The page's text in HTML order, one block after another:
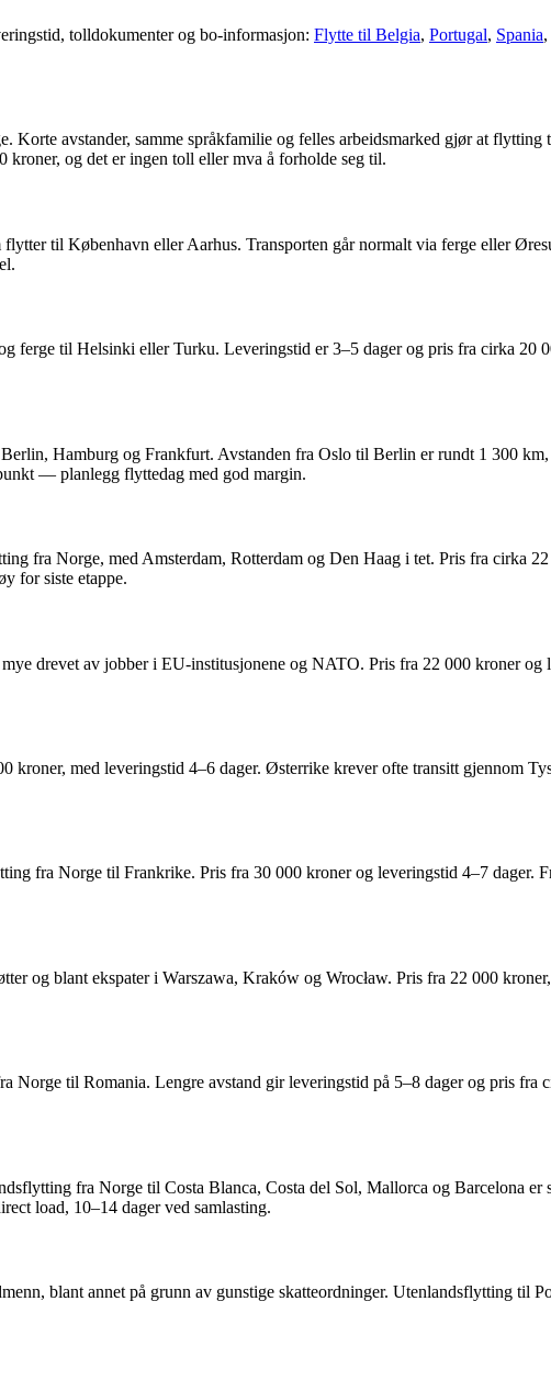
tolldokumenter og bo-informasjon: Flytte til Belgia, Portugal, Spania,
Korte avstander, samme språkfamilie og felles arbeidsmarked gjør at
kroner, og det er ingen toll eller mva å forholde seg til.
til København eller Aarhus. Transporten går normalt via ferge eller
ferge til Helsinki eller Turku. Leveringstid er 3–5 dager og pris fra cirka 20
Hamburg og Frankfurt. Avstanden fra Oslo til Berlin er rundt 1 300
— planlegg flyttedag med god margin.
fra Norge, med Amsterdam, Rotterdam og Den Haag i tet. Pris fra cirka
for siste etappe.
drevet av jobber i EU-institusjonene og NATO. Pris fra 22 000 kroner
med leveringstid 4–6 dager. Østerrike krever ofte transitt gjennom
fra Norge til Frankrike. Pris fra 30 000 kroner og leveringstid 4–7
og blant ekspater i Warszawa, Kraków og Wrocław. Pris fra 22 000
Norge til Romania. Lengre avstand gir leveringstid på 5–8 dager og pris
fra Norge til Costa Blanca, Costa del Sol, Mallorca og Barcelona
load, 10–14 dager ved samlasting.
blant annet på grunn av gunstige skatteordninger. Utenlandsflytting til